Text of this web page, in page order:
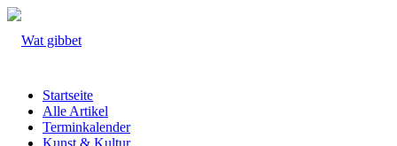
Startseite
Alle Artikel
Terminkalender
Kunst & Kultur